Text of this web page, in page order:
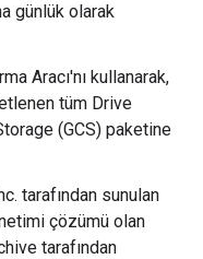
günlük olarak
Aracı'nı kullanarak,
tüm Drive
(GCS) paketine
tarafından sunulan
çözümü olan
tarafından